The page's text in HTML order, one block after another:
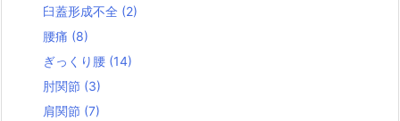
臼蓋形成不全 (2)
腰痛 (8)
ぎっくり腰 (14)
肘関節 (3)
肩関節 (7)